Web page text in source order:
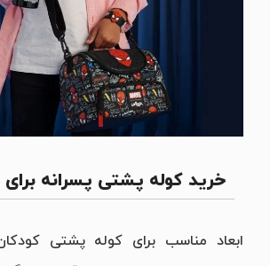
خرید کوله پشتی پسرانه
ابعاد مناسب برای کوله پشتی